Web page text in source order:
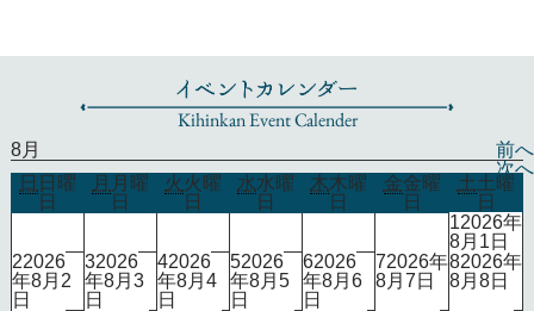
Kihinkan Event Calender
8月
日 日曜
日
月 月曜
日
火 火曜
日
水水曜
日
木木曜
日
金金曜
日
土 土曜
日
12026年
8月1日
22026
年8月2
日
32026
年8月3
日
42026
年8月4
日
52026
年8月5
日
62026
年8月6
日
72026年
8月7日
82026年
8月8日
前へ
次へ